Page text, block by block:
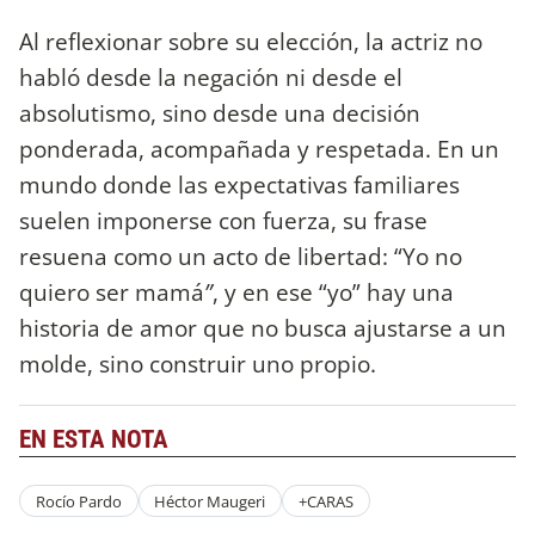
Al reflexionar sobre su elección, la actriz no
habló desde la negación ni desde el
absolutismo, sino desde una decisión
ponderada, acompañada y respetada. En un
mundo donde las expectativas familiares
suelen imponerse con fuerza, su frase
resuena como un acto de libertad: “Yo no
quiero ser mamá”, y en ese “yo” hay una
historia de amor que no busca ajustarse a un
molde, sino construir uno propio.
EN ESTA NOTA
Rocío Pardo Héctor Maugeri +CARAS